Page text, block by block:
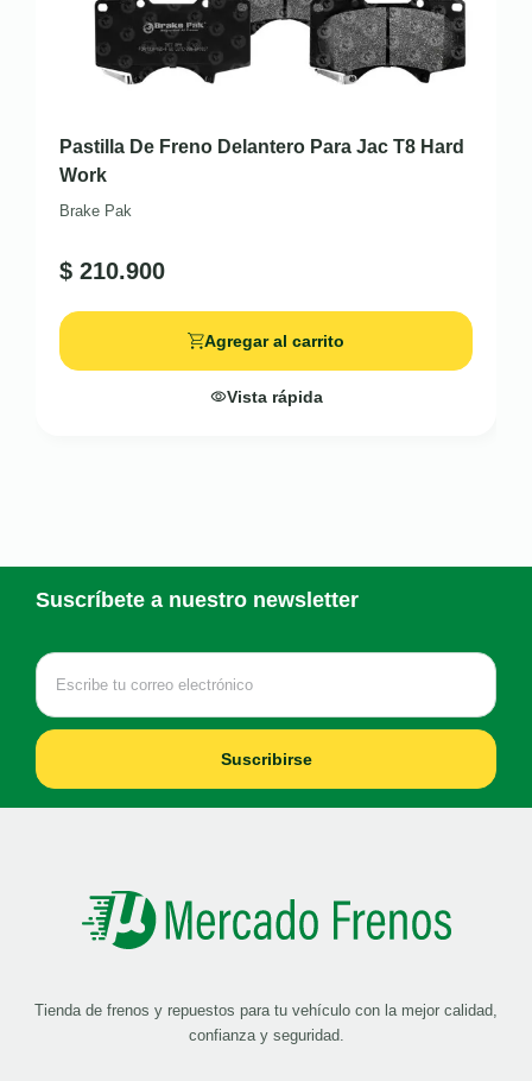
Pastilla De Freno Delantero Para Jac T8 Hard
Work
Brake Pak
$ 210.900
Agregar al carrito
Vista rápida
Suscríbete a nuestro newsletter
Suscribirse
Tienda de frenos y repuestos para tu vehículo con la mejor calidad,
confianza y seguridad.